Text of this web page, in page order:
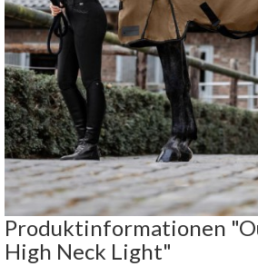
Produktinformationen
High Neck Light"